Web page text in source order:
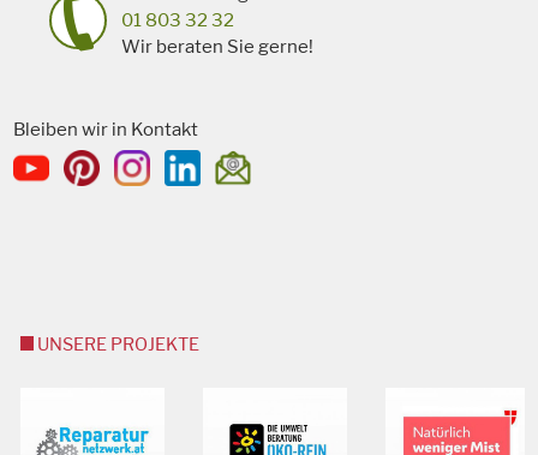
01 803 32 32
Wir beraten Sie gerne!
Bleiben wir in Kontakt
UNSERE PROJEKTE